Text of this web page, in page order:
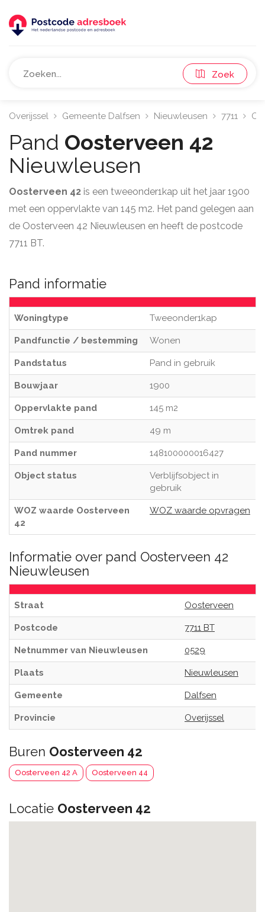
Zoek
Overijssel Gemeente Dalfsen Nieuwleusen 7711
Pand Oosterveen 42
Nieuwleusen
Oosterveen 42 is een tweeonder1kap uit het jaar 1900
met een oppervlakte van 145 m2. Het pand gelegen aan
de Oosterveen 42 Nieuwleusen en heeft de postcode
7711 BT.
Pand informatie
Woningtype Tweeonder1kap
Pandfunctie / bestemming Wonen
Pandstatus Pand in gebruik
Bouwjaar 1900
Oppervlakte pand 145 m2
Omtrek pand 49 m
Pand nummer 148100000016427
Object status
Verblijfsobject in
gebruik
WOZ waarde Oosterveen
42
WOZ waarde opvragen
Informatie over pand Oosterveen 42
Nieuwleusen
Straat Oosterveen
Postcode 7711 BT
Netnummer van Nieuwleusen 0529
Plaats Nieuwleusen
Gemeente Dalfsen
Provincie Overijssel
Buren Oosterveen 42
Oosterveen 42 A Oosterveen 44
Locatie Oosterveen 42